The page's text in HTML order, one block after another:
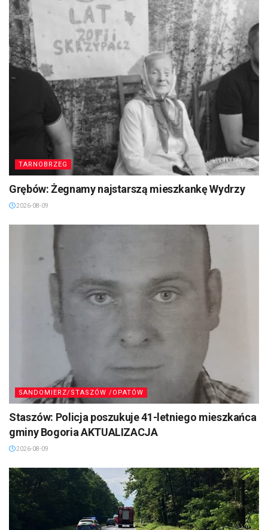
TARNOBRZEG
Grębów: Żegnamy najstarszą mieszkankę Wydrzy
2026-08-09
SANDOMIERZ/STASZÓW /OPATÓW
Staszów: Policja poszukuje 41-letniego mieszkańca
gminy Bogoria AKTUALIZACJA
2026-08-09